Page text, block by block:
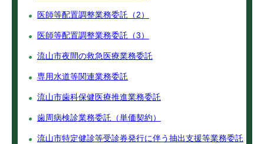
医師等配置調整業務委託（2）
医師等配置調整業務委託（3）
流山市夜間の救急医療業務委託
専用水道等関連業務委託
流山市歯科保健医療推進業務委託
歯周病検診業務委託（単価契約）
流山市特定健診等受診券発行に伴う抽出支援等業務委託